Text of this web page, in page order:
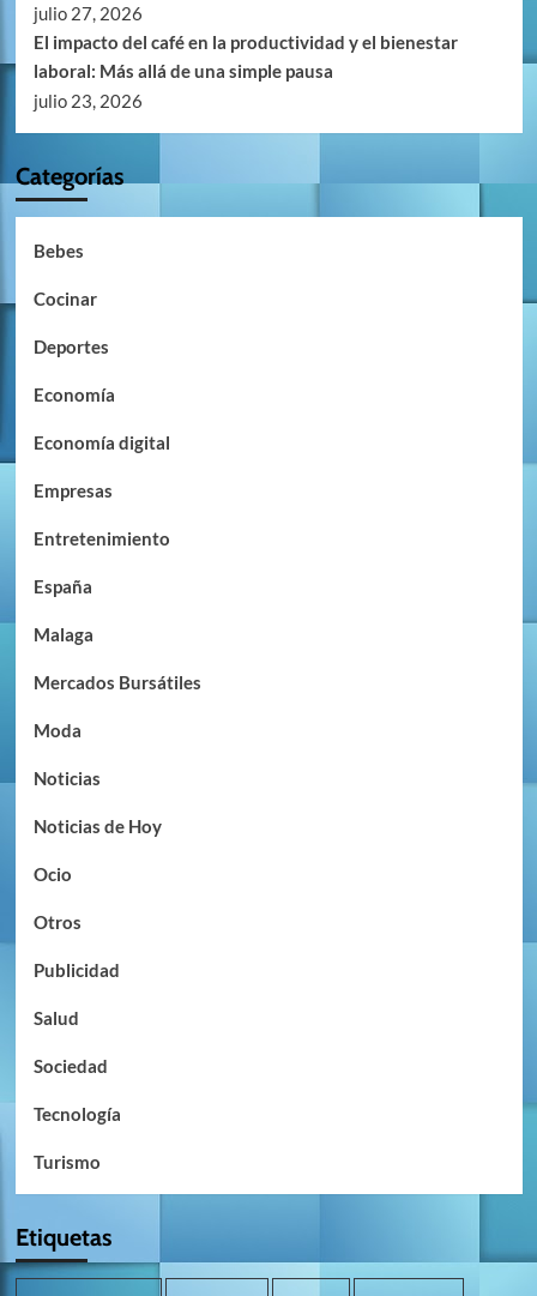
julio 27, 2026
El impacto del café en la productividad y el bienestar
laboral: Más allá de una simple pausa
julio 23, 2026
Categorías
Bebes
Cocinar
Deportes
Economía
Economía digital
Empresas
Entretenimiento
España
Malaga
Mercados Bursátiles
Moda
Noticias
Noticias de Hoy
Ocio
Otros
Publicidad
Salud
Sociedad
Tecnología
Turismo
Etiquetas